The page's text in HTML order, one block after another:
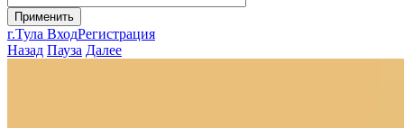
г.Тула ВходРегистрация
Назад Пауза Далее